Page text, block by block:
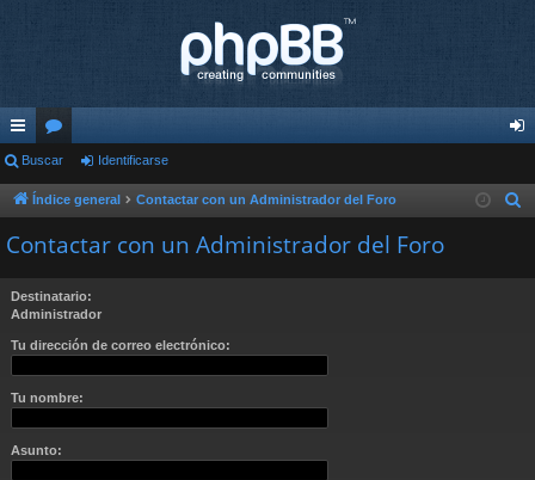
nl
ac
es
pi
do
s
or
os nti
Buscar Identificarse
Índice general Contactar con un Administrador del Foro
Contactar con un Administrador del Foro
Destinatario:
Administrador
Tu dirección de correo electrónico:
Tu nombre:
Asunto: